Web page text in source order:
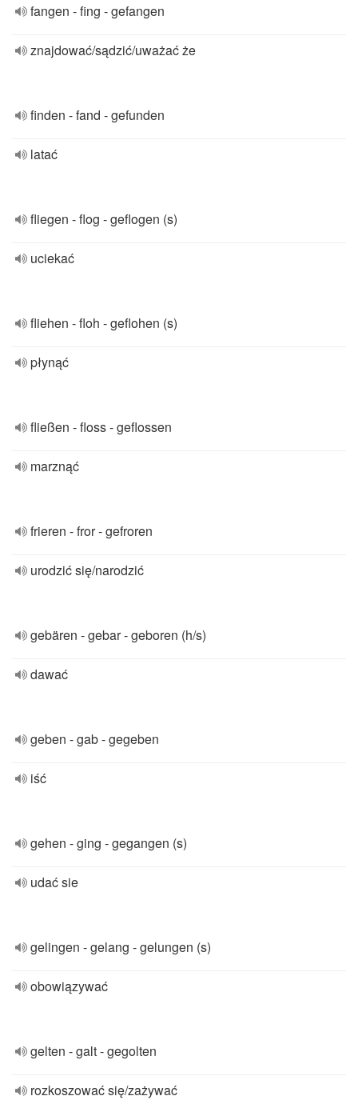
fangen - fing - gefangen
znajdować/sądzić/uważać że
finden - fand - gefunden
latać
fliegen - flog - geflogen (s)
uciekać
fliehen - floh - geflohen (s)
płynąć
fließen - floss - geflossen
marznąć
frieren - fror - gefroren
urodzić się/narodzić
gebären - gebar - geboren (h/s)
dawać
geben - gab - gegeben
iść
gehen - ging - gegangen (s)
udać sie
gelingen - gelang - gelungen (s)
obowiązywać
gelten - galt - gegolten
rozkoszować się/zażywać